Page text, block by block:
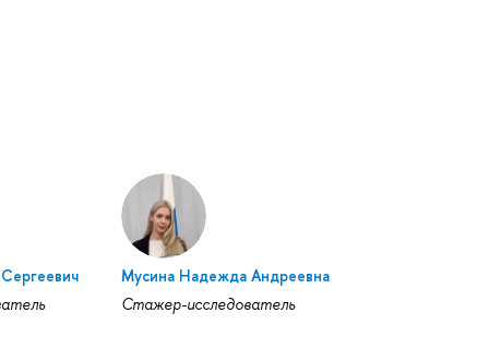
Мусина Надежда Андреевна
Стажер-исследователь